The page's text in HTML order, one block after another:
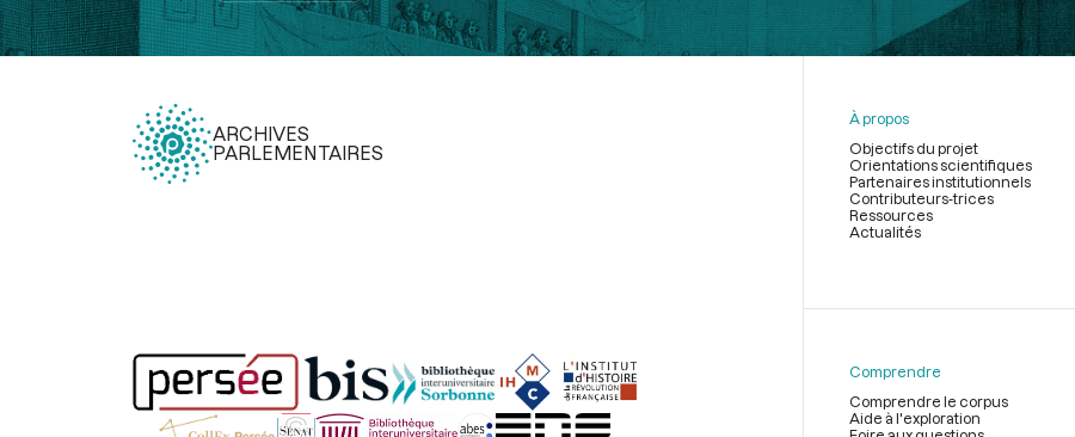
ARCHIVES
PARLEMENTAIRES
page
À propos
Objectifs du projet
Orientations scientifiques
Partenaires institutionnels
Contributeurs-trices
Ressources
Actualités
Comprendre
Comprendre le corpus
Aide à l'exploration